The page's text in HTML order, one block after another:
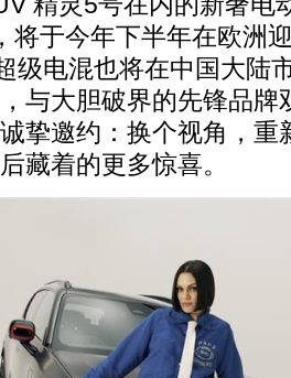
将于今年下半年在欧洲
级电混也将在中国大陆
与大胆破界的先锋品牌
挚邀约：换个视角，重
藏着的更多惊喜。